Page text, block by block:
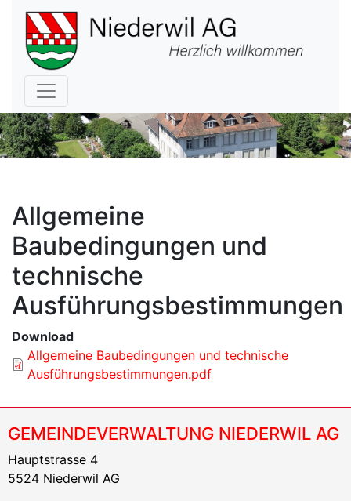
Hauptnavigation
Allgemeine
Baubedingungen und
technische
Ausführungsbestimmungen
Download
Allgemeine Baubedingungen und technische
Ausführungsbestimmungen.pdf
GEMEINDEVERWALTUNG NIEDERWIL AG
Hauptstrasse 4
5524 Niederwil AG